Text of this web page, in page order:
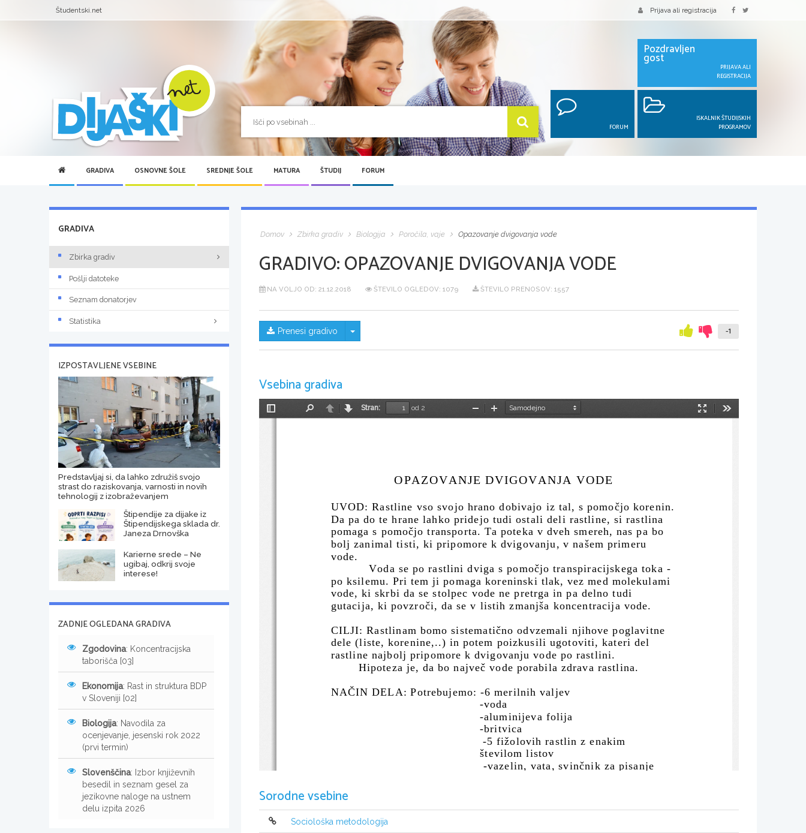
Študentski.net Prijava ali registracija
Pozdravljen
gost
PRIJAVA ALI
REGISTRACIJA
FORUM
ISKALNIK ŠTUDIJSKIH
PROGRAMOV
GRADIVA OSNOVNE ŠOLE SREDNJE ŠOLE MATURA ŠTUDIJ FORUM
Domov Zbirka gradiv Biologija Poročila, vaje Opazovanje dvigovanja vode
GRADIVO:OPAZOVANJE DVIGOVANJA VODE
NA VOLJO OD: 21.12.2018 ŠTEVILO OGLEDOV: 1079 ŠTEVILO PRENOSOV: 1557
Prenesi gradivo Skrij/prikaži meni -1
Vsebina gradiva
Preklopi
NazajNaprej
Stran:
od 2
Način
PomanjšajPovečaj
OPAZOVANJE DVIGOVANJA VODE
UVOD: Rastline vso svojo hrano dobivajo iz tal, s pomočjo korenin.
Da pa do te hrane lahko pridejo tudi ostali deli rastline, si rastlina
pomaga s pomočjo transporta. Ta poteka v dveh smereh, nas pa bo
bolj zanimal tisti, ki pripomore k dvigovanju, v našem primeru
vode.
   Voda se po rastlini dviga s pomočjo transpiracijskega toka -
po ksilemu. Pri tem ji pomaga koreninski tlak, vez med molekulami
vode, ki skrbi da se stolpec vode ne pretrga in pa delno tudi
gutacija, ki povzroči, da se v listih zmanjša koncentracija vode.
CILJI: Rastlinam bomo sistematično odvzemali njihove poglavitne
dele (liste, korenine,..) in potem poizkusili ugotoviti, kateri del
rastline najbolj pripomore k dvigovanju vode po rastlini.
Hipoteza je, da bo največ vode porabila zdrava rastlina.
NAČIN DELA: Potrebujemo: -6 merilnih valjev
           -voda
           -aluminijeva folija
           -britvica
    -5 fižolovih rastlin z enakim
                                                              številom listov
            -vazelin, vata, svinčnik za pisanje
Vse valje smo napolnilis 15,5 mcm visokim stolpcem vode in vanje
dali fižolove rastline.
Sorodne vsebine
Sociološka metodologija
GRADIVA
Zbirka gradiv
Pošlji datoteke
Seznam donatorjev
Statistika
IZPOSTAVLJENE VSEBINE
Predstavljaj si, da lahko združiš svojo
strast do raziskovanja, varnosti in novih
tehnologij z izobraževanjem
Štipendije za dijake iz
Štipendijskega sklada dr.
Janeza Drnovška
Karierne srede – Ne
ugibaj, odkrij svoje
interese!
ZADNJE OGLEDANA GRADIVA
Zgodovina: Koncentracijska
taborišča [03]
Ekonomija: Rast in struktura BDP
v Sloveniji [02]
Biologija: Navodila za
ocenjevanje, jesenski rok 2022
(prvi termin)
Slovenščina: Izbor književnih
besedil in seznam gesel za
jezikovne naloge na ustnem
delu izpita 2026